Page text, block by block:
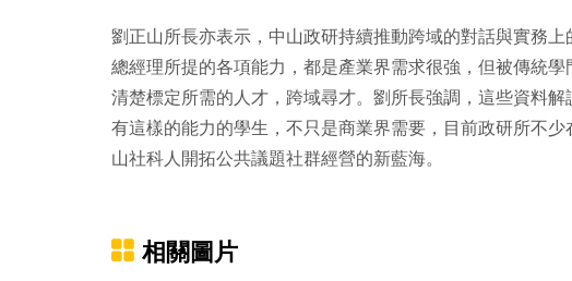
劉正山所長亦表示，中山政研持續推動跨域的對話與實務
總經理所提的各項能力，都是產業界需求很強，但被傳統
清楚標定所需的人才，跨域尋才。劉所長強調，這些資料
有這樣的能力的學生，不只是商業界需要，目前政研所不
山社科人開拓公共議題社群經營的新藍海。
相關圖片